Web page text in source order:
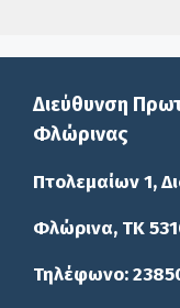
Διεύθυνση
Φλώρινας
Πτολεμαίων 1,
Φλώρινα, ΤΚ
Τηλέφωνο: